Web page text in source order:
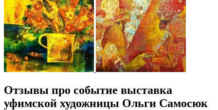
Отзывы про событие выставка
уфимской художницы Ольги Самосюк